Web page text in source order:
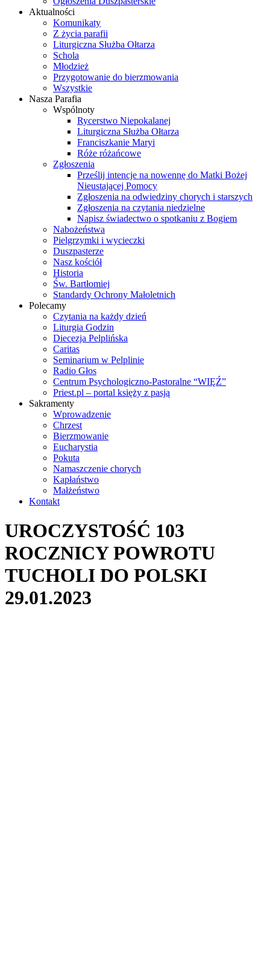
Aktualności
Komunikaty
Z życia parafii
Liturgiczna Służba Ołtarza
Schola
Młodzież
Przygotowanie do bierzmowania
Wszystkie
Nasza Parafia
Wspólnoty
Rycerstwo Niepokalanej
Liturgiczna Służba Ołtarza
Franciszkanie Maryi
Róże różańcowe
Zgłoszenia
Prześlij intencje na nowennę do Matki Bożej
Nieustającej Pomocy
Zgłoszenia na odwiedziny chorych i starszych
Zgłoszenia na czytania niedzielne
Napisz świadectwo o spotkaniu z Bogiem
Nabożeństwa
Pielgrzymki i wycieczki
Duszpasterze
Nasz kościół
Historia
Św. Bartłomiej
Standardy Ochrony Małoletnich
Polecamy
Czytania na każdy dzień
Liturgia Godzin
Diecezja Pelplińska
Caritas
Seminarium w Pelplinie
Radio Głos
Centrum Psychologiczno-Pastoralne “WIĘŹ”
Priest.pl – portal księży z pasją
Sakramenty
Wprowadzenie
Chrzest
Bierzmowanie
Eucharystia
Pokuta
Namaszczenie chorych
Kapłaństwo
Małżeństwo
Kontakt
UROCZYSTOŚĆ 103
ROCZNICY POWROTU
TUCHOLI DO POLSKI
29.01.2023